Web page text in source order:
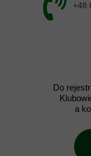
+48
Do
a